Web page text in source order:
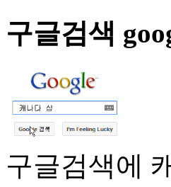
구글검색
구글검색에